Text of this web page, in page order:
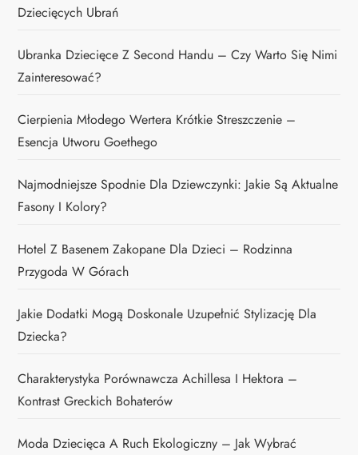
Dziecięcych Ubrań
Ubranka Dziecięce Z Second Handu – Czy Warto Się Nimi
Zainteresować?
Cierpienia Młodego Wertera Krótkie Streszczenie –
Esencja Utworu Goethego
Najmodniejsze Spodnie Dla Dziewczynki: Jakie Są Aktualne
Fasony I Kolory?
Hotel Z Basenem Zakopane Dla Dzieci – Rodzinna
Przygoda W Górach
Jakie Dodatki Mogą Doskonale Uzupełnić Stylizację Dla
Dziecka?
Charakterystyka Porównawcza Achillesa I Hektora –
Kontrast Greckich Bohaterów
Moda Dziecięca A Ruch Ekologiczny – Jak Wybrać